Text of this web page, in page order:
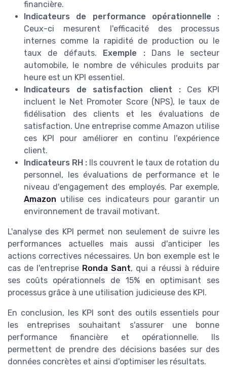
financière.
Indicateurs de performance opérationnelle :
Ceux-ci mesurent l'efficacité des processus
internes comme la rapidité de production ou le
taux de défauts. Exemple :Dans le secteur
automobile, le nombre de véhicules produits par
heure est un KPI essentiel.
Indicateurs de satisfaction client :Ces KPI
incluent le Net Promoter Score (NPS), le taux de
fidélisation des clients et les évaluations de
satisfaction. Une entreprise comme Amazon utilise
ces KPI pour améliorer en continu l'expérience
client.
Indicateurs RH : Ils couvrent le taux de rotation du
personnel, les évaluations de performance et le
niveau d'engagement des employés. Par exemple,
Amazon utilise ces indicateurs pour garantir un
environnement de travail motivant.
L'analyse des KPI permet non seulement de suivre les
performances actuelles mais aussi d'anticiper les
actions correctives nécessaires. Un bon exemple est le
cas de l'entreprise Ronda Sant, qui a réussi à réduire
ses coûts opérationnels de 15% en optimisant ses
processus grâce à une utilisation judicieuse des KPI.
En conclusion, les KPI sont des outils essentiels pour
les entreprises souhaitant s'assurer une bonne
performance financière et opérationnelle. Ils
permettent de prendre des décisions basées sur des
données concrètes et ainsi d'optimiser les résultats.